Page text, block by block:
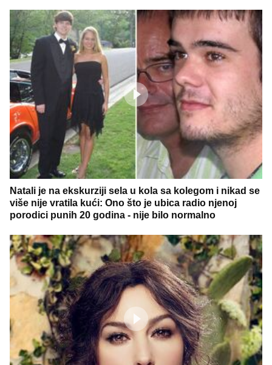
Natali je na ekskurziji sela u kola sa kolegom i nikad se
više nije vratila kući: Ono što je ubica radio njenoj
porodici punih 20 godina - nije bilo normalno